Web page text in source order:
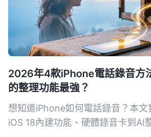
2026年4款iPhone電話錄音方
的整理功能最強？
想知道iPhone如何電話錄音？本
iOS 18內建功能、硬體錄音卡到AI